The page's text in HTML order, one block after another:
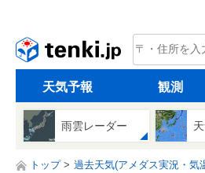
tenki.jp
天気予報 観測
雨雲レーダー
トップ 過去天気(アメダス実況・気